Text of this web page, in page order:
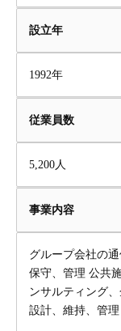
設立年
1992年
従業員数
5,200人
事業内容
グループ会社の
保守、管理 公共
ンサルティング
設計、維持、管理